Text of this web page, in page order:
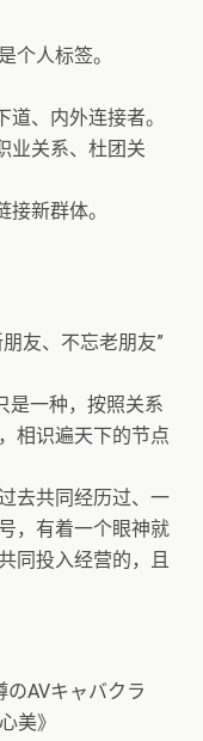
个人标签。
、内外连接者。
业关系、杜团关
新群体。
友、不忘老朋友”
是一种，按照关系
相识遍天下的节点
去共同经历过、一
，有着一个眼神就
同投入经营的，且
AVキャバクラ
美》